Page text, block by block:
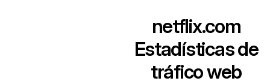
netflix.com
Estadísticas de
tráfico web